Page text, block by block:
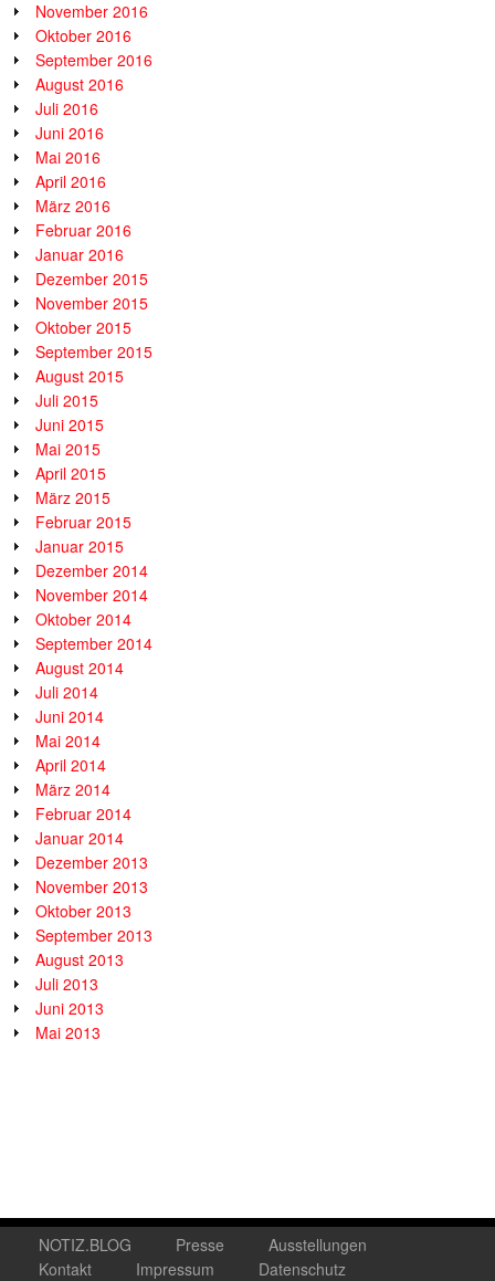
November 2016
Oktober 2016
September 2016
August 2016
Juli 2016
Juni 2016
Mai 2016
April 2016
März 2016
Februar 2016
Januar 2016
Dezember 2015
November 2015
Oktober 2015
September 2015
August 2015
Juli 2015
Juni 2015
Mai 2015
April 2015
März 2015
Februar 2015
Januar 2015
Dezember 2014
November 2014
Oktober 2014
September 2014
August 2014
Juli 2014
Juni 2014
Mai 2014
April 2014
März 2014
Februar 2014
Januar 2014
Dezember 2013
November 2013
Oktober 2013
September 2013
August 2013
Juli 2013
Juni 2013
Mai 2013
NOTIZ.BLOG Presse
Ausstellungen
Kontakt
Impressum Datenschutz